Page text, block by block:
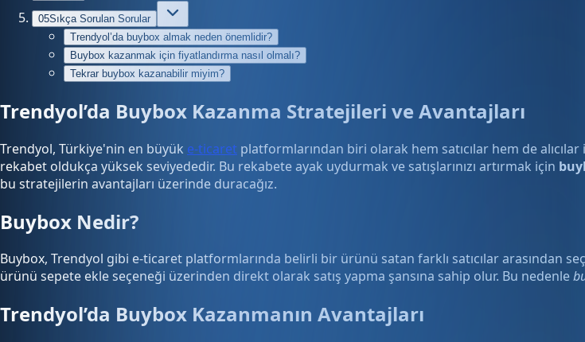
05Sıkça Sorulan Sorular
Trendyol’da buybox almak neden önemlidir?
Buybox kazanmak için fiyatlandırma nasıl olmalı?
Tekrar buybox kazanabilir miyim?
Trendyol’da Buybox Kazanma Stratejileri ve Avantajları
Trendyol, Türkiye'nin en büyük e-ticaret platformlarından biri olarak hem satıcılar hem de
rekabet oldukça yüksek seviyededir. Bu rekabete ayak uydurmak ve satışlarınızı artırmak için
bu stratejilerin avantajları üzerinde duracağız.
Buybox Nedir?
Buybox, Trendyol gibi e-ticaret platformlarında belirli bir ürünü satan farklı satıcılar arasından
ürünü sepete ekle seçeneği üzerinden direkt olarak satış yapma şansına sahip olur. Bu nedenle
Trendyol’da Buybox Kazanmanın Avantajları